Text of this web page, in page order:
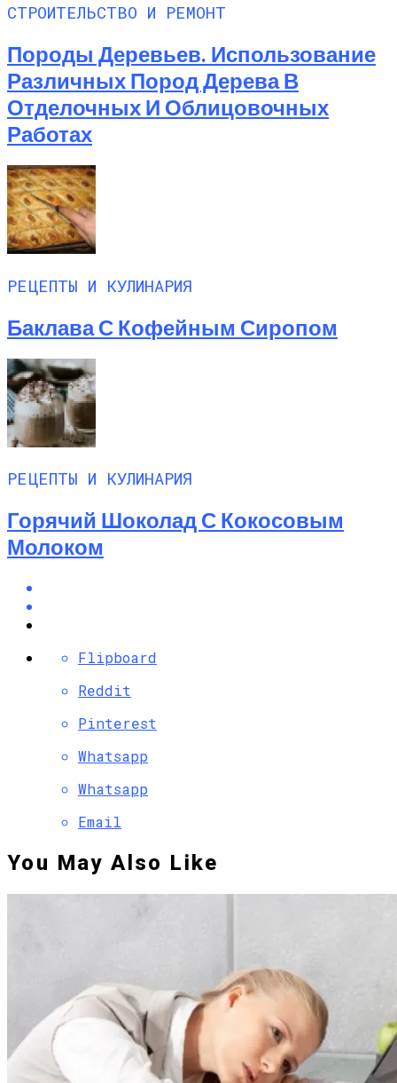
СТРОИТЕЛЬСТВО И РЕМОНТ
Породы Деревьев. Использование
Различных Пород Дерева В
Отделочных И Облицовочных
Работах
РЕЦЕПТЫ И КУЛИНАРИЯ
Баклава С Кофейным Сиропом
РЕЦЕПТЫ И КУЛИНАРИЯ
Горячий Шоколад С Кокосовым
Молоком
Flipboard
Reddit
Pinterest
Whatsapp
Whatsapp
Email
You May Also Like